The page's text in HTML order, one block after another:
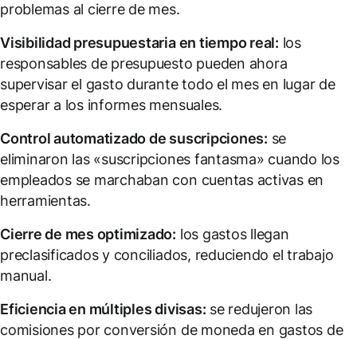
problemas al cierre de mes.
Visibilidad presupuestaria en tiempo real: los
responsables de presupuesto pueden ahora
supervisar el gasto durante todo el mes en lugar de
esperar a los informes mensuales.
Control automatizado de suscripciones: se
eliminaron las «suscripciones fantasma» cuando los
empleados se marchaban con cuentas activas en
herramientas.
Cierre de mes optimizado: los gastos llegan
preclasificados y conciliados, reduciendo el trabajo
manual.
Eficiencia en múltiples divisas: se redujeron las
comisiones por conversión de moneda en gastos de